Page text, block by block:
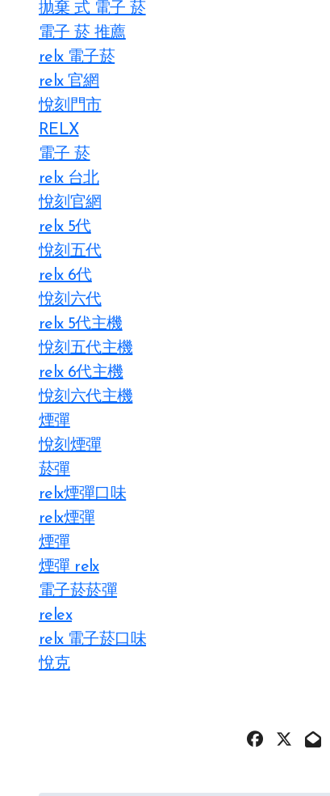
拋棄 式 電子 菸​
電子 菸 推薦
relx 電子菸
relx 官網
悅刻門市
RELX
電子 菸
relx 台北
悅刻官網
relx 5代
悅刻五代
relx 6代
悅刻六代
relx 5代主機
悅刻五代主機
relx 6代主機
悅刻六代主機
煙彈
悅刻煙彈
菸彈
relx煙彈口味
relx煙彈
煙彈
煙彈 relx
電子菸菸彈
relex
relx 電子菸口味
悅克